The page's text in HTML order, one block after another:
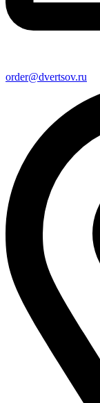
order@dvertsov.ru